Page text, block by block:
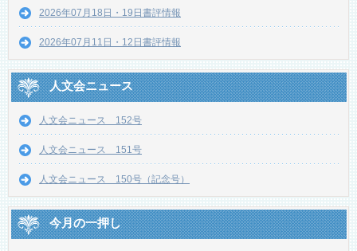
2026年07月18日・19日書評情報
2026年07月11日・12日書評情報
人文会ニュース
人文会ニュース 152号
人文会ニュース 151号
人文会ニュース 150号（記念号）
今月の一押し